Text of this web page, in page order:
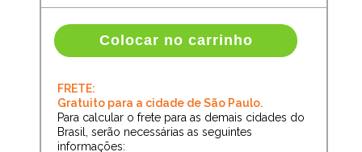
Colocar no carrinho
FRETE:
Gratuito para a cidade de São Paulo.
Para calcular o frete para as demais cidades do
Brasil, serão necessárias as seguintes
informações: